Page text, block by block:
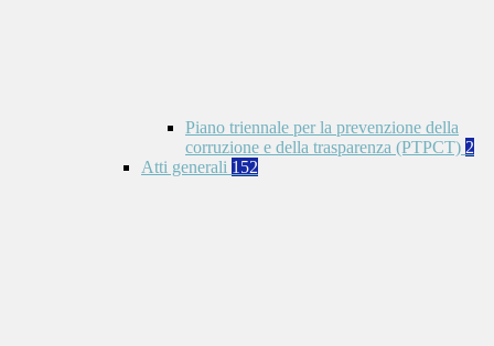
Piano triennale per la prevenzione della
corruzione e della trasparenza (PTPCT) 2
Atti generali 152